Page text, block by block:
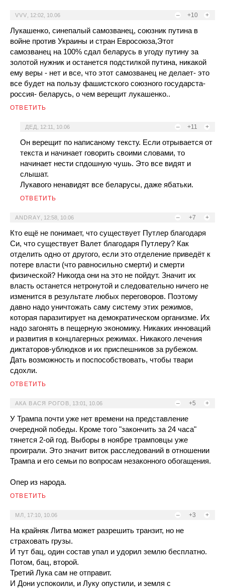
– +10 +
VVV 12:02, 10.06
Лукашенко, синепалый самозванец, союзник путина в
войне против Украины и стран Евросоюза,Этот
самозванец на 100% сдал беларусь в угоду путину за
золотой нужник и останется подстилкой путина, никакой
ему веры - нет и все, что этот самозванец не делает- это
все будет на пользу фашистского союзного государста-
россия- беларусь, о чем верещит лукашенко..
ОТВЕТИТЬ
– +11 +
ДЕД 12:11, 10.06
Он верещит по написаному тексту. Если отрывается от
текста и начинает говорить своими словами, то
начинает нести спдошную чушь. Это все видят и
слышат.
Лукавого ненавидят все беларусы, даже ябатьки.
ОТВЕТИТЬ
– +7 +
ANDRAY 12:58, 10.06
Кто ещё не понимает, что существует Путлер благодаря
Си, что существует Валет благодаря Путлеру? Как
отделить одно от другого, если это отделение приведёт к
потере власти (что равносильно смерти) и смерти
физической? Никогда они на это не пойдут. Значит их
власть останется нетронутой и следовательно ничего не
изменится в результате любых переговоров. Поэтому
давно надо уничтожать саму систему этих режимов,
которая паразитирует на демократическом организме. Их
надо загонять в пещерную экономику. Никаких инноваций
и развития в концлагерных режимах. Никакого лечения
диктаторов-ублюдков и их приспешников за рубежом.
Дать возможность и поспособствовать, чтобы твари
сдохли.
ОТВЕТИТЬ
– +5 +
АКА ВАСЯ РОГОВ 13:01, 10.06
У Трампа почти уже нет времени на представление
очередной победы. Кроме того "закончить за 24 часа"
тянется 2-ой год. Выборы в ноябре трамповцы уже
проиграли. Это значит виток расследований в отношении
Трампа и его семьи по вопросам незаконного обогащения.
Опер из народа.
ОТВЕТИТЬ
– +3 +
МЛ 17:10, 10.06
На крайняк Литва может разрешить транзит, но не
страховать грузы.
И тут бац, один состав упал и удорил землю бесплатно.
Потом, бац, второй.
Третий Лука сам не отправит.
И Дони успокоили, и Луку опустили, и земля с